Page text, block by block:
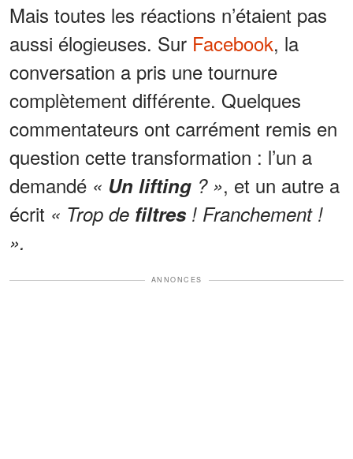
Mais toutes les réactions n’étaient pas
aussi élogieuses. Sur Facebook, la
conversation a pris une tournure
complètement différente. Quelques
commentateurs ont carrément remis en
question cette transformation : l’un a
demandé « Un lifting ? », et un autre a
écrit « Trop de filtres! Franchement !
».
ANNONCES